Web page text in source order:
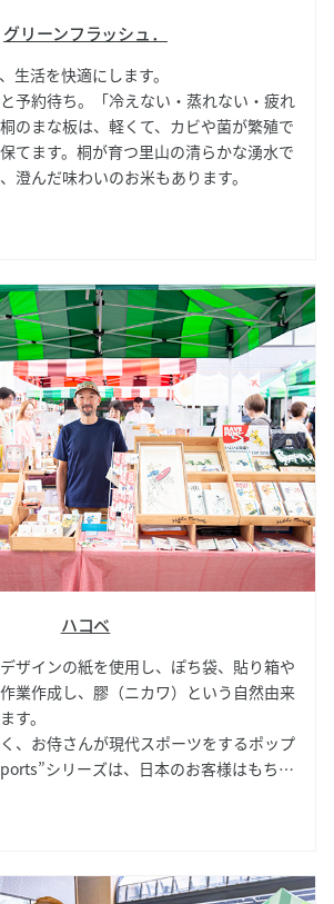
グリーンフラッシュ．
生活を快適にします。
予約待ち。「冷えない・蒸れない・疲れ
のまな板は、軽くて、カビや菌が繁殖で
てます。桐が育つ里山の清らかな湧水で
澄んだ味わいのお米もあります。
ハコベ
ザインの紙を使用し、ぽち袋、貼り箱や
業作成し、膠（ニカワ）という自然由来
す。
、お侍さんが現代スポーツをするポップ
シリーズは、日本のお客様はもちろ